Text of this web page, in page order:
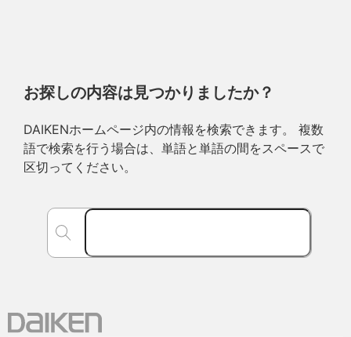
お探しの内容は見つかりましたか？
DAIKENホームページ内の情報を検索できます。 複数
語で検索を行う場合は、単語と単語の間をスペースで
区切ってください。